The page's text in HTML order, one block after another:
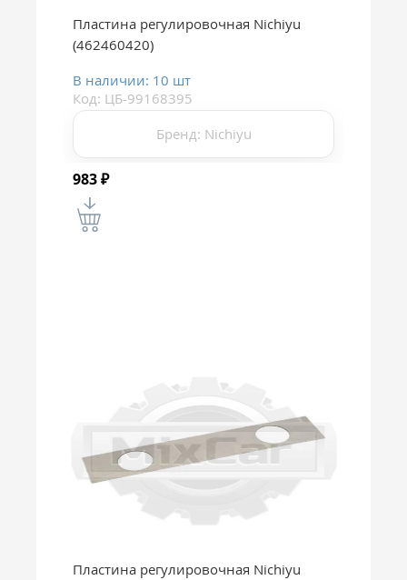
Пластина регулировочная Nichiyu
(462460420)
В наличии: 10 шт
Код: ЦБ-99168395
Бренд: Nichiyu
983₽
Пластина регулировочная Nichiyu